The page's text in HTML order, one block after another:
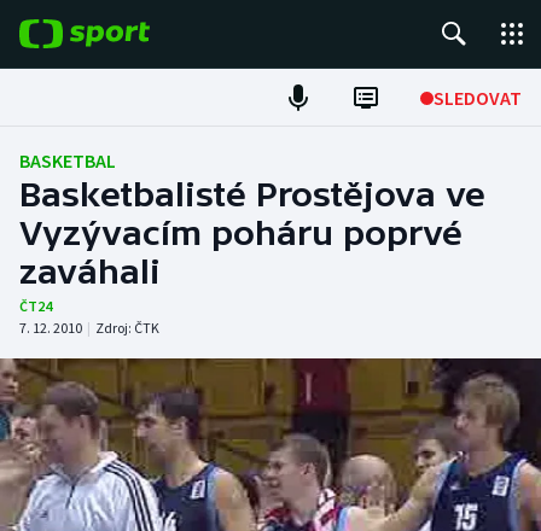
SLEDOVAT
Fotbal
Hokej
Tenis
Atletika
Cyklistika
DALŠÍ SPORTY
Americký fotbal
NEPŘEHLÉDNĚTE
BASKETBAL
Basketbalisté Prostějova ve
Vyzývacím poháru poprvé
zaváhali
ČT24
7. 12. 2010 | Zdroj: ČTK